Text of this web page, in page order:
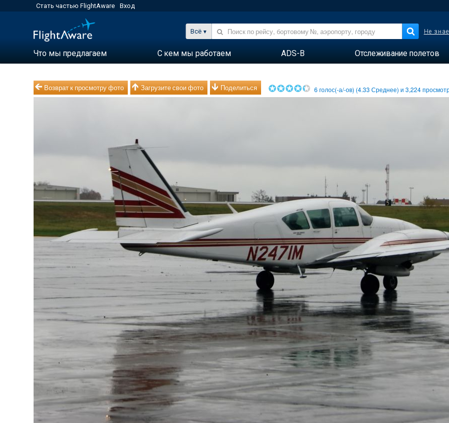
Стать частью FlightAware Вход
Всё Не
Что мы предлагаем С кем мы работаем ADS-B Отслеживание полетов
Возврат к просмотру фото Загрузите свои фото Поделиться 6 голос(-а/-ов) (4.33 Среднее) и3,224